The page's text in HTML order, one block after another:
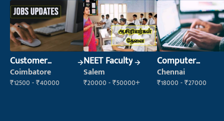
Customer
Support Officer
Coimbatore
₹12500 - ₹40000
NEET Faculty
Salem
₹20000 - ₹50000+
Computer
Operator
Chennai
₹18000 - ₹27000